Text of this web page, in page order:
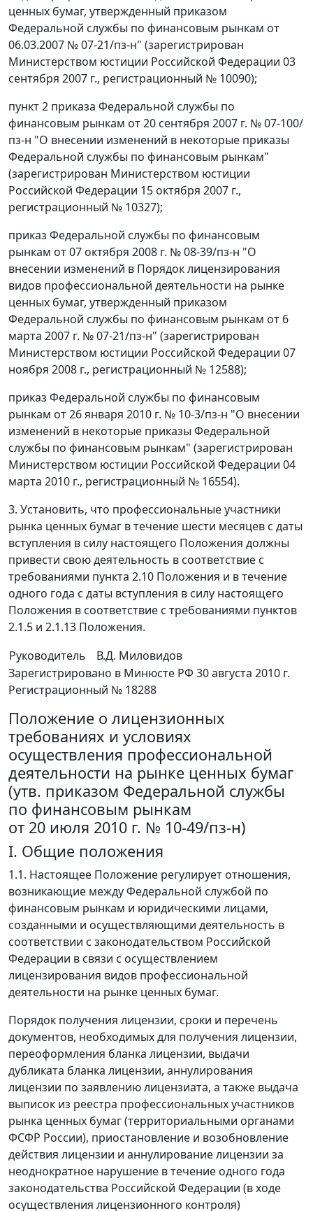
ценных бумаг, утвержденный приказом
Федеральной службы по финансовым рынкам от
06.03.2007 № 07-21/пз-н" (зарегистрирован
Министерством юстиции Российской Федерации 03
сентября 2007 г., регистрационный № 10090);
пункт 2 приказа Федеральной службы по
финансовым рынкам от 20 сентября 2007 г. № 07-100/
пз-н "О внесении изменений в некоторые приказы
Федеральной службы по финансовым рынкам"
(зарегистрирован Министерством юстиции
Российской Федерации 15 октября 2007 г.,
регистрационный № 10327);
приказ Федеральной службы по финансовым
рынкам от 07 октября 2008 г. № 08-39/пз-н "О
внесении изменений в Порядок лицензирования
видов профессиональной деятельности на рынке
ценных бумаг, утвержденный приказом
Федеральной службы по финансовым рынкам от 6
марта 2007 г. № 07-21/пз-н" (зарегистрирован
Министерством юстиции Российской Федерации 07
ноября 2008 г., регистрационный № 12588);
приказ Федеральной службы по финансовым
рынкам от 26 января 2010 г. № 10-3/пз-н "О внесении
изменений в некоторые приказы Федеральной
службы по финансовым рынкам" (зарегистрирован
Министерством юстиции Российской Федерации 04
марта 2010 г., регистрационный № 16554).
3. Установить, что профессиональные участники
рынка ценных бумаг в течение шести месяцев с даты
вступления в силу настоящего Положения должны
привести свою деятельность в соответствие с
требованиями пункта 2.10 Положения и в течение
одного года с даты вступления в силу настоящего
Положения в соответствие с требованиями пунктов
2.1.5 и 2.1.13 Положения.
Руководитель
В.Д. Миловидов
Зарегистрировано в Минюсте РФ 30 августа 2010 г.
Регистрационный № 18288
Положение о лицензионных
требованиях и условиях
осуществления профессиональной
деятельности на рынке ценных бумаг
(утв. приказом Федеральной службы
по финансовым рынкам
от 20 июля 2010 г. № 10-49/пз-н)
I. Общие положения
1.1. Настоящее Положение регулирует отношения,
возникающие между Федеральной службой по
финансовым рынкам и юридическими лицами,
созданными и осуществляющими деятельность в
соответствии с законодательством Российской
Федерации в связи с осуществлением
лицензирования видов профессиональной
деятельности на рынке ценных бумаг.
Порядок получения лицензии, сроки и перечень
документов, необходимых для получения лицензии,
переоформления бланка лицензии, выдачи
дубликата бланка лицензии, аннулирования
лицензии по заявлению лицензиата, а также выдача
выписок из реестра профессиональных участников
рынка ценных бумаг (территориальными органами
ФСФР России), приостановление и возобновление
действия лицензии и аннулирование лицензии за
неоднократное нарушение в течение одного года
законодательства Российской Федерации (в ходе
осуществления лицензионного контроля)